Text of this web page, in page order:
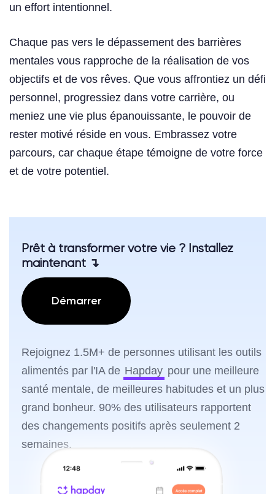
un effort intentionnel.
Chaque pas vers le dépassement des barrières
mentales vous rapproche de la réalisation de vos
objectifs et de vos rêves. Que vous affrontiez un défi
personnel, progressiez dans votre carrière, ou
meniez une vie plus épanouissante, le pouvoir de
rester motivé réside en vous. Embrassez votre
parcours, car chaque étape témoigne de votre force
et de votre potentiel.
Prêt à transformer votre vie ? Installez
maintenant ↴
Démarrer
Rejoignez 1.5M+ de personnes utilisant les outils
alimentés par l'IA de Hapday pour une meilleure
santé mentale, de meilleures habitudes et un plus
grand bonheur. 90% des utilisateurs rapportent
des changements positifs après seulement 2
semaines.